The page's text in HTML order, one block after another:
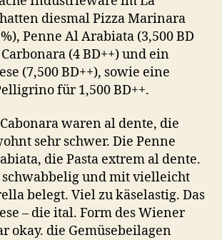
diesmal Pizza Marinara
Penne Al Arabiata (3,500 BD
(4 BD++) und ein
(7,500 BD++), sowie eine
für 1,500 BD++.
waren al dente, die
sehr schwer. Die Penne
die Pasta extrem al dente.
schwabbelig und mit vielleicht
belegt. Viel zu käselastig. Das
– die ital. Form des Wiener
okay. die Gemüsebeilagen